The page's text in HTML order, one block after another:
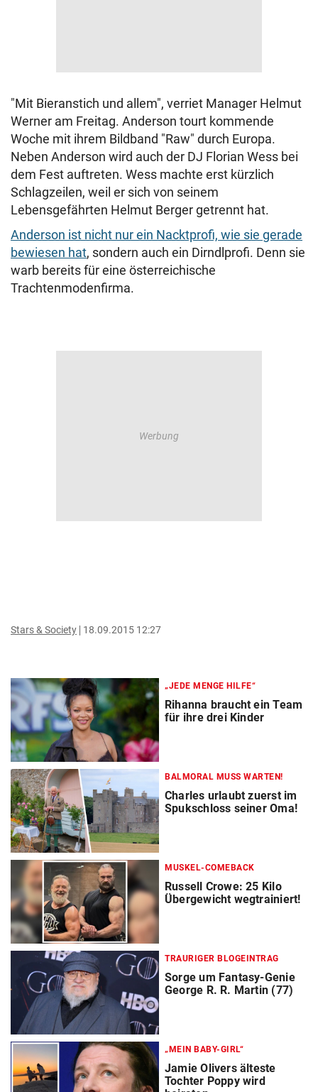
"Mit Bieranstich und allem", verriet Manager Helmut
Werner am Freitag. Anderson tourt kommende
Woche mit ihrem Bildband "Raw" durch Europa.
Neben Anderson wird auch der DJ Florian Wess bei
dem Fest auftreten. Wess machte erst kürzlich
Schlagzeilen, weil er sich von seinem
Lebensgefährten Helmut Berger getrennt hat.
Anderson ist nicht nur ein Nacktprofi, wie sie gerade
bewiesen hat, sondern auch ein Dirndlprofi. Denn sie
warb bereits für eine österreichische
Trachtenmodenfirma.
Stars & Society 18.09.2015 12:27
„JEDE MENGE HILFE“
Rihanna braucht ein Team
für ihre drei Kinder
BALMORAL MUSS WARTEN!
Charles urlaubt zuerst im
Spukschloss seiner Oma!
MUSKEL-COMEBACK
Russell Crowe: 25 Kilo
Übergewicht wegtrainiert!
TRAURIGER BLOGEINTRAG
Sorge um Fantasy-Genie
George R. R. Martin (77)
„MEIN BABY-GIRL“
Jamie Olivers älteste
Tochter Poppy wird